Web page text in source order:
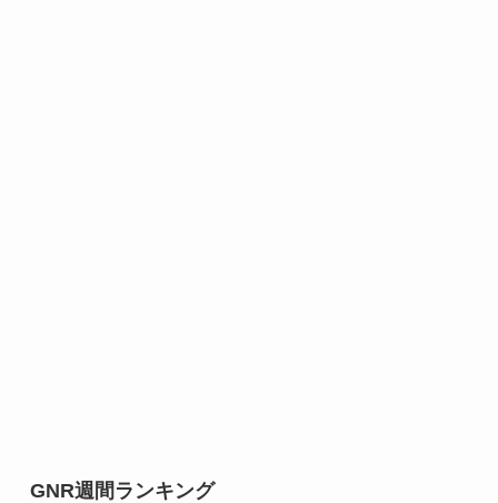
GNR週間ランキング